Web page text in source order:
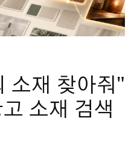
소재 찾아줘"
소재 검색